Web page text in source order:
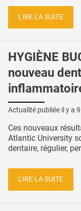
LIRE LA SUITE
HYGIÈNE
nouveau
Actualité publiée il y a
Ces nouveaux
Atlantic University
dentaire, régulier,
LIRE LA SUITE